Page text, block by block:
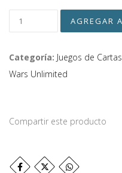
Categoría: Juegos de Cartas
Wars Unlimited
Compartir este producto